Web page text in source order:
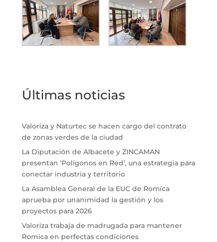
Últimas noticias
Valoriza y Naturtec se hacen cargo del contrato
de zonas verdes de la ciudad
La Diputación de Albacete y ZINCAMAN
presentan ‘Polígonos en Red’, una estrategia para
conectar industria y territorio
La Asamblea General de la EUC de Romica
aprueba por unanimidad la gestión y los
proyectos para 2026
Valoriza trabaja de madrugada para mantener
Romica en perfectas condiciones